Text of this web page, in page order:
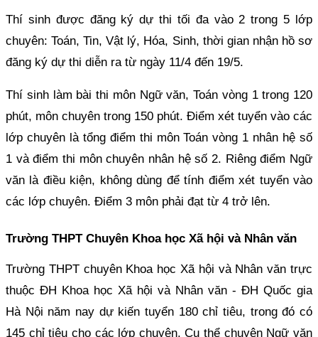
Thí sinh được đăng ký dự thi tối đa vào 2 trong 5 lớp
chuyên: Toán, Tin, Vật lý, Hóa, Sinh, thời gian nhận hồ sơ
đăng ký dự thi diễn ra từ ngày 11/4 đến 19/5.
Thí sinh làm bài thi môn Ngữ văn, Toán vòng 1 trong 120
phút, môn chuyên trong 150 phút. Điểm xét tuyển vào các
lớp chuyên là tổng điểm thi môn Toán vòng 1 nhân hệ số
1 và điểm thi môn chuyên nhân hệ số 2. Riêng điểm Ngữ
văn là điều kiện, không dùng để tính điểm xét tuyển vào
các lớp chuyên. Điểm 3 môn phải đạt từ 4 trở lên.
Trường THPT Chuyên Khoa học Xã hội và Nhân văn
Trường THPT chuyên Khoa học Xã hội và Nhân văn trực
thuộc ĐH Khoa học Xã hội và Nhân văn - ĐH Quốc gia
Hà Nội năm nay dự kiến tuyển 180 chỉ tiêu, trong đó có
145 chỉ tiêu cho các lớp chuyên. Cụ thể chuyên Ngữ văn